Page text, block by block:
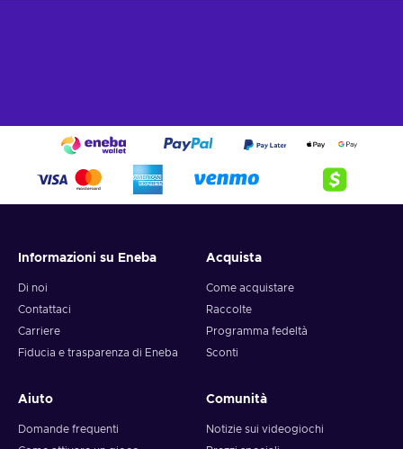
Informazioni su Eneba
Di noi
Contattaci
Carriere
Fiducia e trasparenza di Eneba
Acquista
Come acquistare
Raccolte
Programma fedeltà
Sconti
Aiuto
Domande frequenti
Comunità
Notizie sui videogiochi